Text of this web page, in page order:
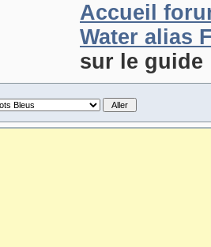
Accueil
Water alias
sur le guide